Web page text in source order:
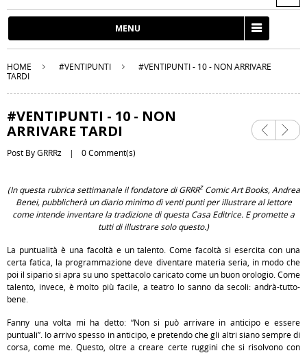
MENU
HOME #VENTIPUNTI
#VENTIPUNTI - 10 - NON ARRIVARE
TARDI
#VENTIPUNTI - 10 - NON
ARRIVARE TARDI
Previ
ous
Next
Post ByGRRRz 0 Comment(s)
(In questa rubrica settimanale il fondatore diGRRRzComic Art Books, Andrea
Benei, pubblicherà un diario minimo di venti punti per illustrare al lettore
come intende inventare la tradizione di questa Casa Editrice. E promette a
tutti di illustrare solo questo.)
La puntualità è una facoltà e un talento. Come facoltà si esercita con una
certa fatica, la programmazione deve diventare materia seria, in modo che
poi il sipario si apra su uno spettacolo caricato come un buon orologio. Come
talento, invece, è molto più facile, a teatro lo sanno da secoli: andrà-tutto-
bene.
Fanny una volta mi ha detto: “Non si può arrivare in anticipo e essere
puntuali”. Io arrivo spesso in anticipo, e pretendo che gli altri siano sempre di
corsa, come me. Questo, oltre a creare certe ruggini che si risolvono con